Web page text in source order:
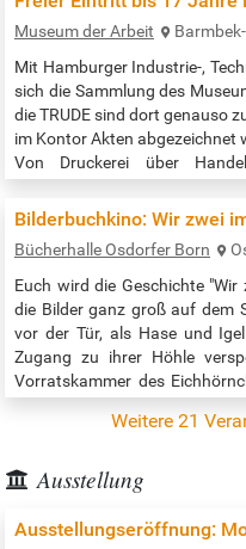
Museum der Arbeit
Mit Hamburger Industrie-,
sich die Sammlung des
die TRUDE sind dort genauso
im Kontor Akten abgezeichnet
Von Druckerei über
zeigt Hamburger Industrie-,
Bilderbuchkino: Wir zwei
Bücherhalle Osdorfer Born
Euch wird die Geschichte
die Bilder ganz groß auf dem
vor der Tür, als Hase und
Zugang zu ihrer Höhle
Vorratskammer des
Nüsse gestohlen. Was für
Weitere 21
Ausstellung
Ausstellungseröffnung: